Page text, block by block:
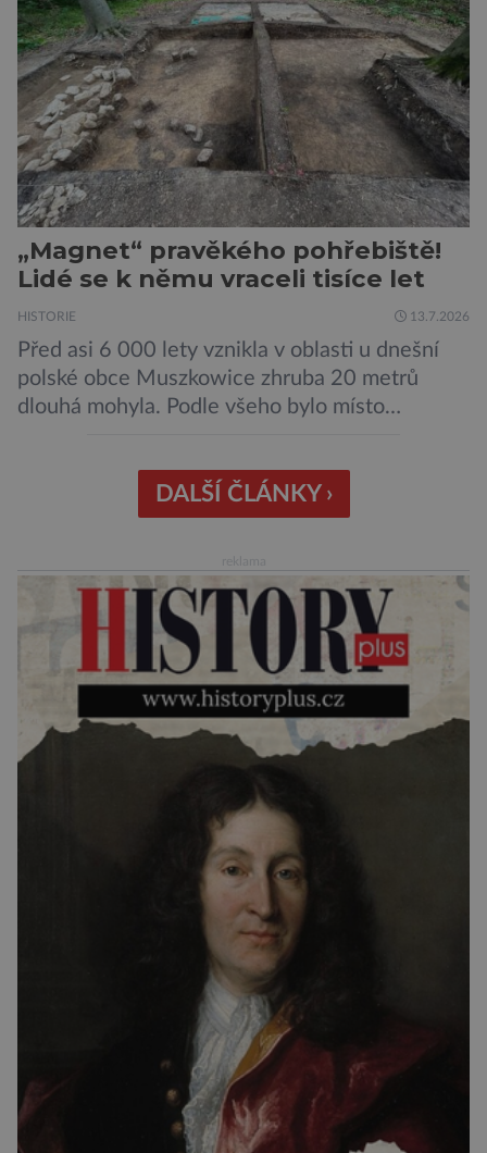
čekal transport do […]
„Magnet“ pravěkého pohřebiště!
Lidé se k němu vraceli tisíce let
HISTORIE 13.7.2026
Před asi 6 000 lety vznikla v oblasti u dnešní
polské obce Muszkowice zhruba 20 metrů
dlouhá mohyla. Podle všeho bylo místo
mohyl, které se nacházejí v ose té starší. Na
archeologických pracích se podíleli experti ze
DALŠÍ ČLÁNKY ›